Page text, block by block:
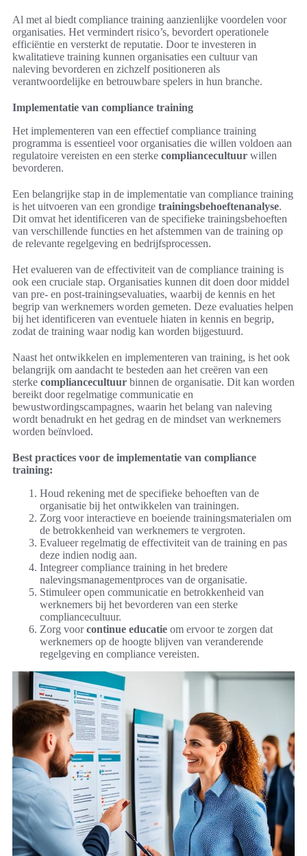
Al met al biedt compliance training aanzienlijke voordelen voor
organisaties. Het vermindert risico’s, bevordert operationele
efficiëntie en versterkt de reputatie. Door te investeren in
kwalitatieve training kunnen organisaties een cultuur van
naleving bevorderen en zichzelf positioneren als
verantwoordelijke en betrouwbare spelers in hun branche.
Implementatie van compliance training
Het implementeren van een effectief compliance training
programma is essentieel voor organisaties die willen voldoen aan
regulatoire vereisten en een sterke compliancecultuur willen
bevorderen.
Een belangrijke stap in de implementatie van compliance training
is het uitvoeren van een grondige trainingsbehoeftenanalyse.
Dit omvat het identificeren van de specifieke trainingsbehoeften
van verschillende functies en het afstemmen van de training op
de relevante regelgeving en bedrijfsprocessen.
Het evalueren van de effectiviteit van de compliance training is
ook een cruciale stap. Organisaties kunnen dit doen door middel
van pre- en post-trainingsevaluaties, waarbij de kennis en het
begrip van werknemers worden gemeten. Deze evaluaties helpen
bij het identificeren van eventuele hiaten in kennis en begrip,
zodat de training waar nodig kan worden bijgestuurd.
Naast het ontwikkelen en implementeren van training, is het ook
belangrijk om aandacht te besteden aan het creëren van een
sterke compliancecultuur binnen de organisatie. Dit kan worden
bereikt door regelmatige communicatie en
bewustwordingscampagnes, waarin het belang van naleving
wordt benadrukt en het gedrag en de mindset van werknemers
worden beïnvloed.
Best practices voor de implementatie van compliance
training:
Houd rekening met de specifieke behoeften van de
organisatie bij het ontwikkelen van trainingen.
Zorg voor interactieve en boeiende trainingsmaterialen om
de betrokkenheid van werknemers te vergroten.
Evalueer regelmatig de effectiviteit van de training en pas
deze indien nodig aan.
Integreer compliance training in het bredere
nalevingsmanagementproces van de organisatie.
Stimuleer open communicatie en betrokkenheid van
werknemers bij het bevorderen van een sterke
compliancecultuur.
Zorg voorcontinue educatie om ervoor te zorgen dat
werknemers op de hoogte blijven van veranderende
regelgeving en compliance vereisten.